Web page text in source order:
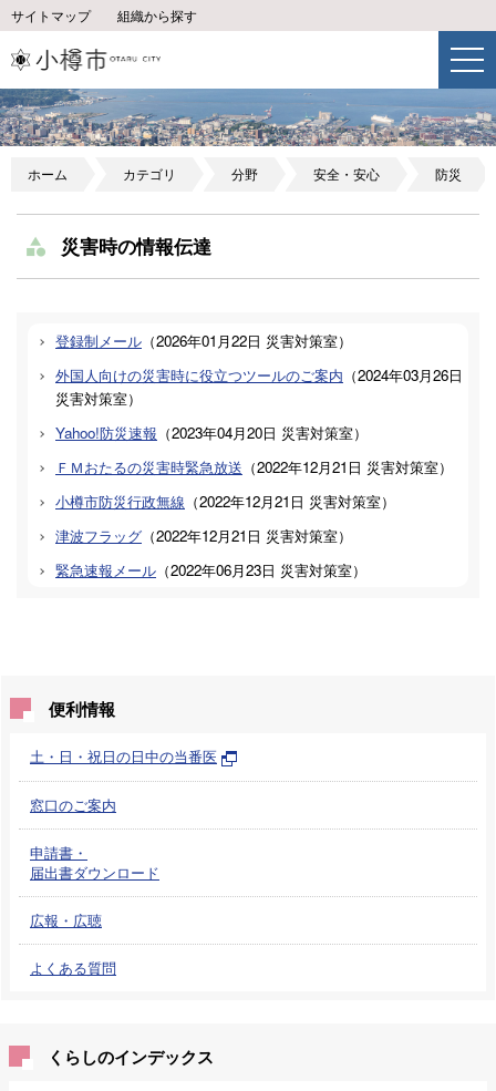
サイトマップ 組織から探す
ホーム カテゴリ 分野 安全・安心 防災
災害時の情報伝達
登録制メール （2026年01月22日 災害対策室）
外国人向けの災害時に役立つツールのご案内 （2024年03月26日
災害対策室）
Yahoo!防災速報 （2023年04月20日 災害対策室）
ＦＭおたるの災害時緊急放送 （2022年12月21日 災害対策室）
小樽市防災行政無線 （2022年12月21日 災害対策室）
津波フラッグ （2022年12月21日 災害対策室）
緊急速報メール （2022年06月23日 災害対策室）
便利情報
土・日・祝日の日中の当番医
窓口のご案内
申請書・
届出書ダウンロード
広報・広聴
よくある質問
くらしのインデックス